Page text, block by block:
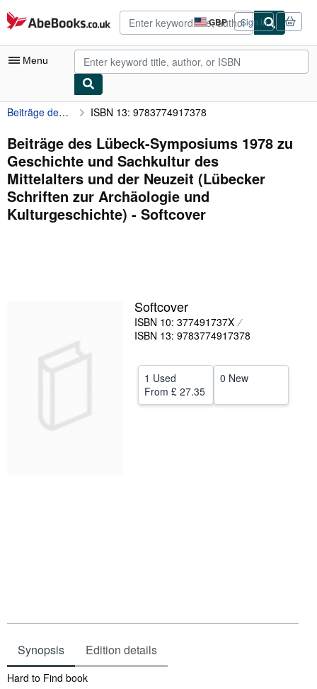
Skip to main content
AbeBooks.co.uk GBP
Site
shopping
preferences
Sign in
Menu
My Account
My Purchases
Advanced Search
Browse Collections
Rare Books
CLOSE
Beiträge des Lübeck-Symposiums 1978 zu Geschichte und Sachkultur des Mittelalters und der Neuzeit (Lübecker Schriften zur Archäologie und Kulturgeschichte) ISBN 13: 9783774917378
Beiträge des Lübeck-Symposiums 1978 zu
Geschichte und Sachkultur des
Mittelalters und der Neuzeit (Lübecker
Schriften zur Archäologie und
Kulturgeschichte) - Softcover
Softcover
ISBN 10: 377491737X
ISBN 13: 9783774917378
1 Used
From £ 27.35
0 New
Synopsis Edition details
Synopsis
Hard to Find book